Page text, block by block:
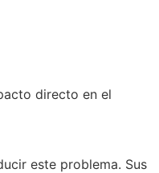
directo en el
este problema. Sus